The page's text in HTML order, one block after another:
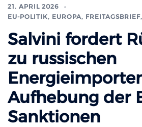
21. APRIL 2026
EU-POLITIK, EUROPA, FREITAGSBRIEF,
Salvini fordert
zu russischen
Aufhebung der
Sanktionen